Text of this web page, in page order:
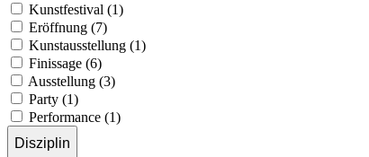
Kunstfestival (1)
Eröffnung (7)
Kunstausstellung (1)
Finissage (6)
Ausstellung (3)
Party (1)
Performance (1)
Disziplin